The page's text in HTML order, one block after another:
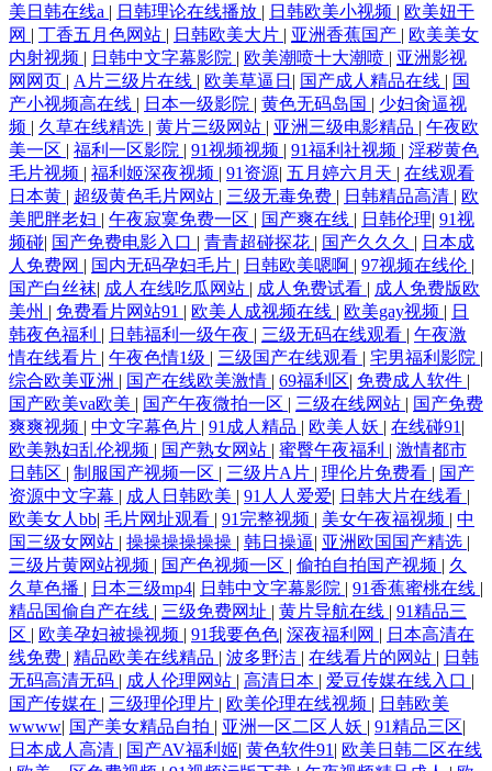
美日韩在线a | 日韩理论在线播放 | 日韩欧美小视频 | 欧美妞干
网 | 丁香五月色网站 | 日韩欧美大片 | 亚洲香蕉国产 | 欧美美女
内射视频 | 日韩中文字幕影院 | 欧美潮喷十大潮喷 | 亚洲影视
网网页 | A片三级片在线 | 欧美草逼日 | 国产成人精品在线 | 国
产小视频高在线 | 日本一级影院 | 黄色无码岛国 | 少妇肏逼视
频 | 久草在线精选 | 黄片三级网站 | 亚洲三级电影精品 | 午夜欧
美一区 | 福利一区影院 | 91视频视频 | 91福利社视频 | 淫秽黄色
毛片视频 | 福利姬深夜视频 | 91资源| 五月婷六月天 | 在线观看
日本黄 | 超级黄色毛片网站 | 三级无毒免费 | 日韩精品高清 | 欧
美肥胖老妇 | 午夜寂寞免费一区 | 国产爽在线 | 日韩伦理| 91视
频碰| 国产免费电影入口 | 青青超碰探花 | 国产久久久 | 日本成
人免费网 | 国内无码孕妇毛片 | 日韩欧美嗯啊 | 97视频在线伦 |
国产白丝袜| 成人在线吃瓜网站 | 成人免费试看 | 成人免费版欧
美州 | 免费看片网站91 | 欧美人成视频在线 | 欧美gay视频 | 日
韩夜色福利 | 日韩福利一级午夜 | 三级无码在线观看 | 午夜激
情在线看片 | 午夜色情1级 | 三级国产在线观看 | 宅男福利影院 |
综合欧美亚洲 | 国产在线欧美激情 | 69福利区| 免费成人软件 |
国产欧美va欧美 | 国产午夜微拍一区 | 三级在线网站 | 国产免费
爽爽视频 | 中文字幕色片 | 91成人精品 | 欧美人妖 | 在线碰91 |
欧美熟妇乱伦视频 | 国产熟女网站 | 蜜臀午夜福利 | 激情都市
日韩区 | 制服国产视频一区 | 三级片A片 | 理伦片免费看 | 国产
资源中文字幕 | 成人日韩欧美 | 91人人爱爱| 日韩大片在线看 |
欧美女人bb| 毛片网址观看 | 91完整视频 | 美女午夜福视频 | 中
国三级女网站 | 操操操操操操 | 韩日操逼| 亚洲欧国国产精选 |
三级片黄网站视频 | 国产色视频一区 | 偷拍自拍国产视频 | 久
久草色播 | 日本三级mp4| 日韩中文字幕影院 | 91香蕉蜜桃在线 |
精品国偷自产在线 | 三级免费网址 | 黄片导航在线 | 91精品三
区 | 欧美孕妇被操视频 | 91我要色色| 深夜福利网 | 日本高清在
线免费 | 精品欧美在线精品 | 波多野洁 | 在线看片的网站 | 日韩
无码高清无码 | 成人伦理网站 | 高清日本 | 爱豆传媒在线入口 |
国产传媒在 | 三级理伦理片 | 欧美伦理在线视频 | 日韩欧美
wwww| 国产美女精品自拍 | 亚洲一区二区人妖 | 91精品三区|
日本成人高清 | 国产AV福利姬| 黄色软件91 | 欧美日韩二区在线